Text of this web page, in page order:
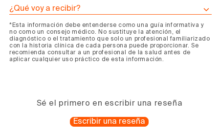
de
Huesos
Lupus
de
Huesos
Lupus
¿Qué voy a recibir?
*Esta información debe entenderse como una guía informativa y
no como un consejo médico. No sustituye la atención, el
diagnóstico o el tratamiento que solo un profesional familiarizado
con la historia clínica de cada persona puede proporcionar. Se
recomienda consultar a un profesional de la salud antes de
aplicar cualquier uso práctico de esta información.
Sé el primero en escribir una reseña
Escribir una reseña